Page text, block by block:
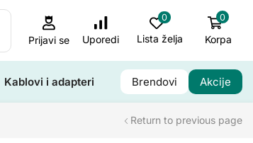
Prijavi se Uporedi
0
Lista želja
0
Korpa
Kablovi i adapteri Brendovi Akcije
Return to previous page